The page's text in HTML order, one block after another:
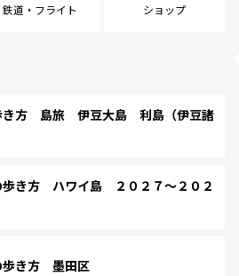
鉄道・フライト ショップ
き方 島旅 伊豆大島 利島（伊豆諸
き方 ハワイ島 ２０２７～２０２
き方 墨田区